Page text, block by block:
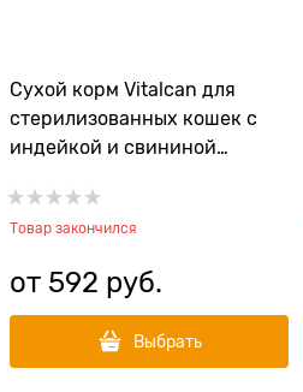
Сухой корм Vitalcan для
стерилизованных кошек с
индейкой и свининой
Sterilised/Healthy Weight
Товар закончился
от 592 руб.
Выбрать